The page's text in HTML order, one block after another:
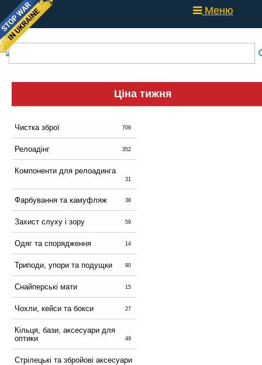
Меню
Ціна тижня
Чистка зброї 709
Релоадінг 352
Компоненти для релоадинга
31
Фарбування та камуфляж 38
Захист слуху і зору 59
Одяг та спорядження 14
Триподи, упори та подущки 90
Снайперські мати 15
Чохли, кейси та бокси 27
Кільця, бази, аксесуари для
оптики
49
Стрілецькі та збройові аксесуари